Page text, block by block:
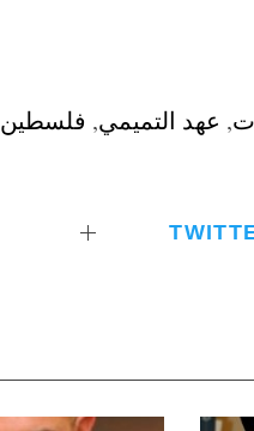
, عهد التميمي, فلسطين